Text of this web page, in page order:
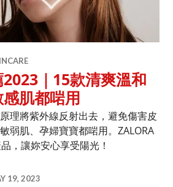
｜15款清爽溫和
肌都啱用
理將紫外線反射出去，避免傷害皮
弱肌、孕婦寶寶都啱用。ZALORA
，讓妳安心享受陽光！
理防曬推薦2023｜15款清爽溫和礦物
19, 2023